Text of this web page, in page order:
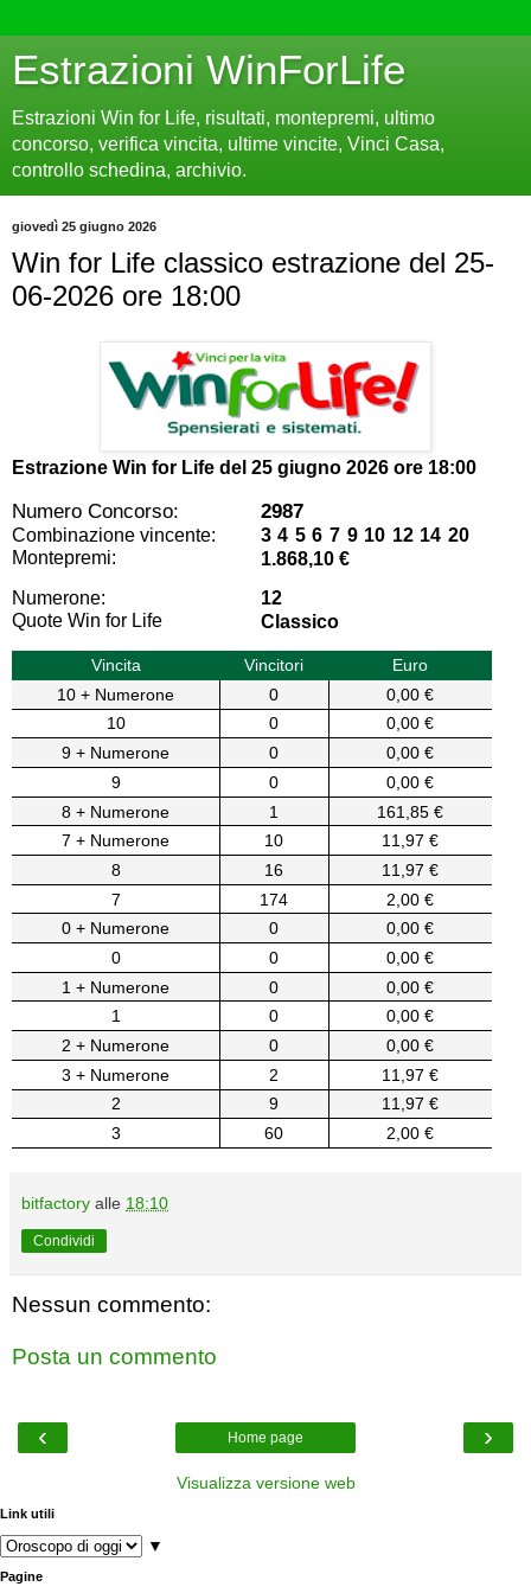
Estrazioni WinForLife
Estrazioni Win for Life, risultati, montepremi, ultimo
concorso, verifica vincita, ultime vincite, Vinci Casa,
controllo schedina, archivio.
giovedì 25 giugno 2026
Win for Life classico estrazione del 25-
06-2026 ore 18:00
Estrazione Win for Life del 25 giugno 2026 ore 18:00
Numero Concorso: 2987
Combinazione vincente:
3 4 5 6 7 9 10 12 14 20
Montepremi:
1.868,10 €
Numerone:
12
Quote Win for Life
Classico
Vincita Vincitori
Euro
10 + Numerone
0
0,00 €
10
0
0,00 €
9 + Numerone
0
0,00 €
9
0
0,00 €
8 + Numerone
1
161,85 €
7 + Numerone
10
11,97 €
8
16
11,97 €
7
174
2,00 €
0 + Numerone
0
0,00 €
0
0
0,00 €
1 + Numerone
0
0,00 €
1
0
0,00 €
2 + Numerone
0
0,00 €
3 + Numerone
2
11,97 €
2
9
11,97 €
3
60 2,00 €
bitfactory alle 18:10
Condividi
Nessun commento:
Posta un commento
‹ ›
Home page
Visualizza versione web
Link utili
▼
Pagine